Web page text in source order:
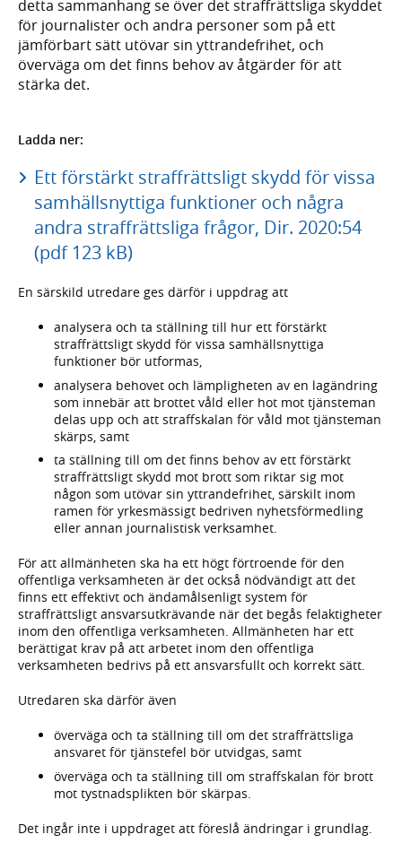
detta sammanhang se över det straffrättsliga skyddet
för journalister och andra personer som på ett
jämförbart sätt utövar sin yttrandefrihet, och
överväga om det finns behov av åtgärder för att
stärka det.
Ladda ner:
Ett förstärkt straffrättsligt skydd för vissa
samhällsnyttiga funktioner och några
andra straffrättsliga frågor, Dir. 2020:54
(pdf 123 kB)
En särskild utredare ges därför i uppdrag att
analysera och ta ställning till hur ett förstärkt
straffrättsligt skydd för vissa samhällsnyttiga
funktioner bör utformas,
analysera behovet och lämpligheten av en lagändring
som innebär att brottet våld eller hot mot tjänsteman
delas upp och att straffskalan för våld mot tjänsteman
skärps, samt
ta ställning till om det finns behov av ett förstärkt
straffrättsligt skydd mot brott som riktar sig mot
någon som utövar sin yttrandefrihet, särskilt inom
ramen för yrkesmässigt bedriven nyhetsförmedling
eller annan journalistisk verksamhet.
För att allmänheten ska ha ett högt förtroende för den
offentliga verksamheten är det också nödvändigt att det
finns ett effektivt och ändamålsenligt system för
straffrättsligt ansvarsutkrävande när det begås felaktigheter
inom den offentliga verksamheten. Allmänheten har ett
berättigat krav på att arbetet inom den offentliga
verksamheten bedrivs på ett ansvarsfullt och korrekt sätt.
Utredaren ska därför även
överväga och ta ställning till om det straffrättsliga
ansvaret för tjänstefel bör utvidgas, samt
överväga och ta ställning till om straffskalan för brott
mot tystnadsplikten bör skärpas.
Det ingår inte i uppdraget att föreslå ändringar i grundlag.